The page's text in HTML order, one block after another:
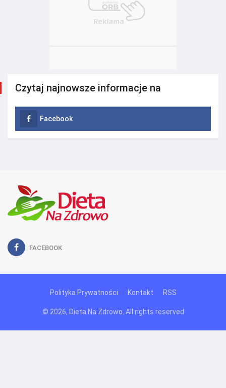
Czytaj najnowsze informacje na
Facebook
FACEBOOK
Polityka Prywatności Kontakt RSS
© 2026, Dieta Na Zdrowo. All rights reserved